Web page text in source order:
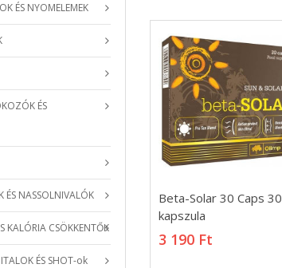
ÉS NYOMELEMEK
ÉS
ÉS NASSOLNIVALÓK
KALÓRIA CSÖKKENTŐK
ITALOK ÉS SHOT-ok
Beta-Solar 30 Caps 30
kapszula
3 190 Ft
Beta-Solar 30 Caps 30
kapszula
3 190 Ft